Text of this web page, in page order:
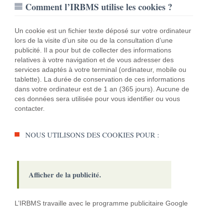
Comment l’IRBMS utilise les cookies ?
Un cookie est un fichier texte déposé sur votre ordinateur
lors de la visite d’un site ou de la consultation d’une
publicité. Il a pour but de collecter des informations
relatives à votre navigation et de vous adresser des
services adaptés à votre terminal (ordinateur, mobile ou
tablette). La durée de conservation de ces informations
dans votre ordinateur est de 1 an (365 jours). Aucune de
ces données sera utilisée pour vous identifier ou vous
contacter.
NOUS UTILISONS DES COOKIES POUR :
Afficher de la publicité.
L’IRBMS travaille avec le programme publicitaire Google